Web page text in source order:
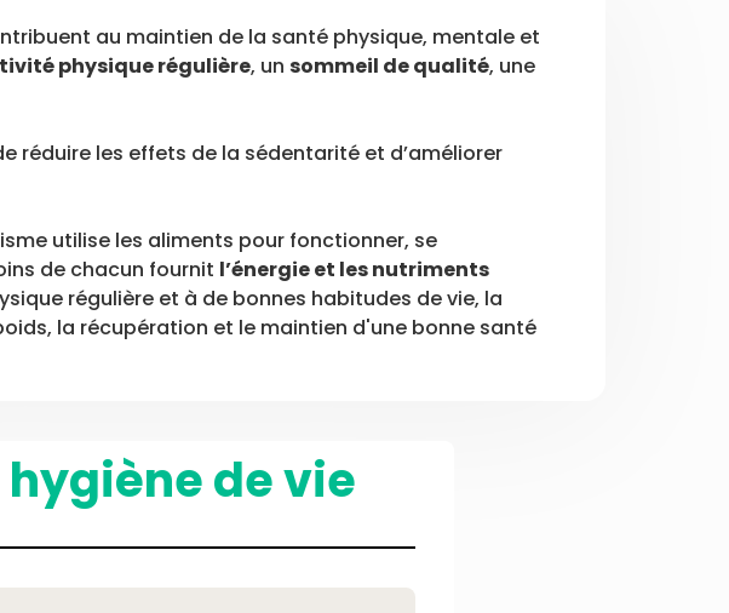
au maintien de la santé physique, mentale et
physique régulière, un sommeil de qualité, une
réduire les effets de la sédentarité et d’améliorer
utilise les aliments pour fonctionner, se
de chacun fournit l’énergie et les nutriments
régulière et à de bonnes habitudes de vie, la
la récupération et le maintien d'une bonne santé
de vie